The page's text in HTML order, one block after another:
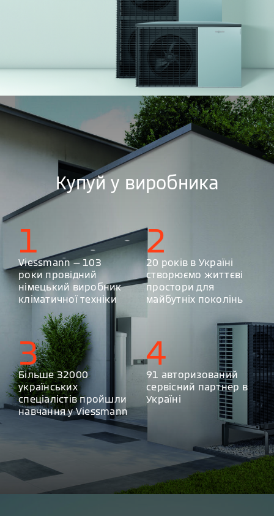
Купуй у виробника
1
Viessmann — 103
роки провідний
німецький виробник
кліматичної техніки
2
20 років в Україні
створюємо життєві
простори для
майбутніх поколінь
3
Більше 32000
українських
спеціалістів пройшли
навчання у Viessmann
4
91 авторизований
сервісний партнер в
Україні